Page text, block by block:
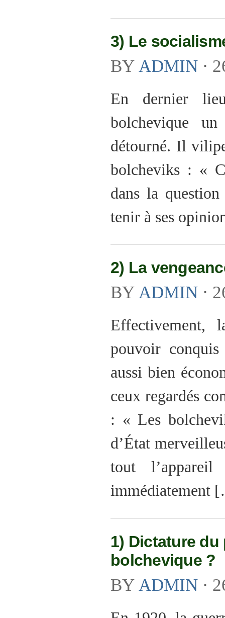
3) Le
BY ADMIN ⋅
En dernier
bolchevique
détourné. Il
bolcheviks : «
dans la
tenir à ses
2) La
BY ADMIN ⋅
Effectivement,
pouvoir
aussi bien
ceux regardés
: « Les
d’État
tout
immédiatement
1) Dictature
bolchevique ?
BY ADMIN ⋅